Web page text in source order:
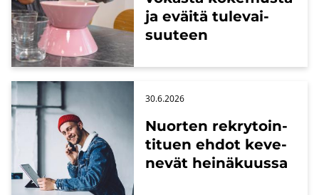
ja eväi­tä tu­le­vai­
suu­teen
Nuor­ten rek­ry­toin­
ti­tuen ehdot ke­ve­
ne­vät hei­nä­kuus­sa
30.6.2026